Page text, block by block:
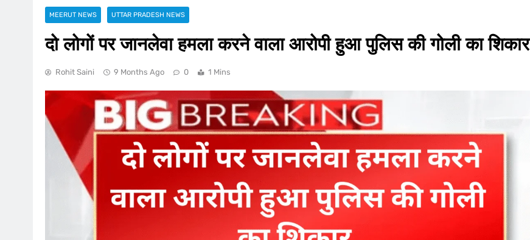
MEERUT NEWS UTTAR PRADESH NEWS
दो लोगों पर जानलेवा हमला करने वाला आरोपी हुआ पुलिस की गोली का ​शिकार
Rohit Saini 9 Months Ago 0 1 Mins